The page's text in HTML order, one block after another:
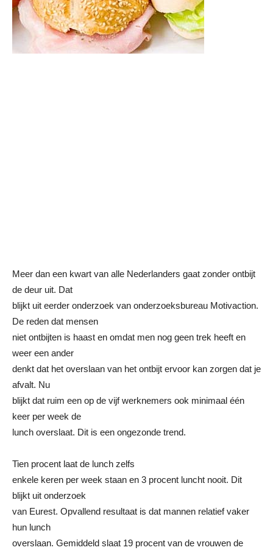
Meer dan een kwart van alle Nederlanders gaat zonder ontbijt
de deur uit. Dat
blijkt uit eerder onderzoek van onderzoeksbureau Motivaction.
De reden dat mensen
niet ontbijten is haast en omdat men nog geen trek heeft en
weer een ander
denkt dat het overslaan van het ontbijt ervoor kan zorgen dat je
afvalt. Nu
blijkt dat ruim een op de vijf werknemers ook minimaal één
keer per week de
lunch overslaat. Dit is een ongezonde trend.
Tien procent laat de lunch zelfs
enkele keren per week staan en 3 procent luncht nooit. Dit
blijkt uit onderzoek
van Eurest. Opvallend resultaat is dat mannen relatief vaker
hun lunch
overslaan. Gemiddeld slaat 19 procent van de vrouwen de